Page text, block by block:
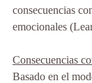
consecuencias
emocionales
Consecuencias
Basado en el